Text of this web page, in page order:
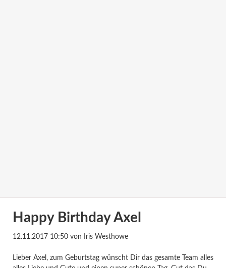
Happy Birthday Axel
12.11.2017 10:50von Iris Westhowe
Lieber Axel, zum Geburtstag wünscht Dir das gesamte Team alles